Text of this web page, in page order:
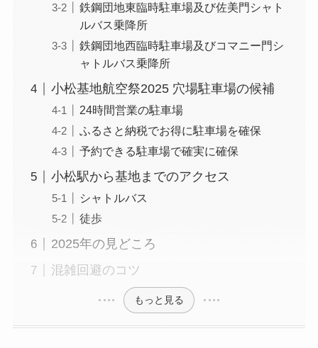
鉄鋼団地東臨時駐車場及び佐美門シャト
ルバス乗降所
鉄鋼団地西臨時駐車場及びコマニー門シ
ャトルバス乗降所
小松基地航空祭2025 穴場駐車場の候補
24時間営業の駐車場
ふるさと納税でお得に駐車場を確保
予約できる駐車場で確実に確保
小松駅から基地までのアクセス
シャトルバス
徒歩
2025年の見どころ
混雑回避のコツ
もっと見る